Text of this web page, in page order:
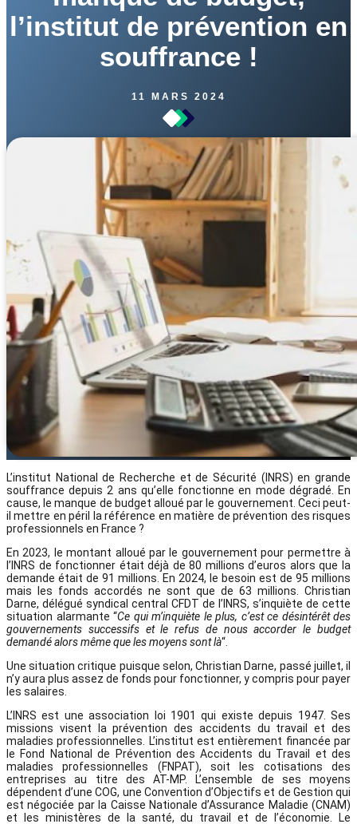
l’institut de prévention en
souffrance !
11 MARS 2024
L’institut National de Recherche et de Sécurité (INRS) en grande
souffrance depuis 2 ans qu’elle fonctionne en mode dégradé. En
cause, le manque de budget alloué par le gouvernement. Ceci peut-
il mettre en péril la référence en matière de prévention des risques
professionnels en France ?
En 2023, le montant alloué par le gouvernement pour permettre à
l’INRS de fonctionner était déjà de 80 millions d’euros alors que la
demande était de 91 millions. En 2024, le besoin est de 95 millions
mais les fonds accordés ne sont que de 63 millions. Christian
Darne, délégué syndical central CFDT de l’INRS, s’inquiète de cette
situation alarmante “Ce qui m’inquiète le plus, c’est ce désintérêt des
gouvernements successifs et le refus de nous accorder le budget
demandé alors même que les moyens sont là“.
Une situation critique puisque selon, Christian Darne, passé juillet, il
n’y aura plus assez de fonds pour fonctionner, y compris pour payer
les salaires.
L’INRS est une association loi 1901 qui existe depuis 1947. Ses
missions visent la prévention des accidents du travail et des
maladies professionnelles. L’institut est entièrement financée par
le Fond National de Prévention des Accidents du Travail et des
maladies professionnelles (FNPAT), soit les cotisations des
entreprises au titre des AT-MP. L’ensemble de ses moyens
dépendent d’une COG, une Convention d’Objectifs et de Gestion qui
est négociée par la Caisse Nationale d’Assurance Maladie (CNAM)
et les ministères de la santé, du travail et de l’économie. Le